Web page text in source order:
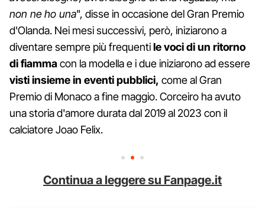
non ne ho una", disse in occasione del Gran Premio
d'Olanda. Nei mesi successivi, però, iniziarono a
diventare sempre più frequentile voci di un ritorno
di fiammacon la modella e i due iniziarono ad essere
visti insieme in eventi pubblici, come al Gran
Premio di Monaco a fine maggio. Corceiro ha avuto
una storia d'amore durata dal 2019 al 2023 con il
calciatore Joao Felix.
Continua a leggere su Fanpage.it